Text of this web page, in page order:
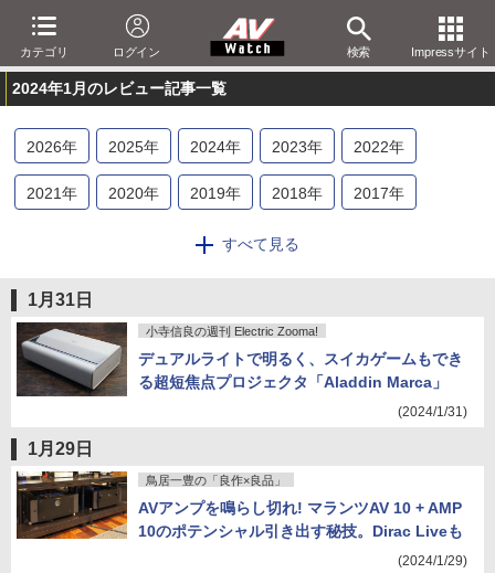
カテゴリ ログイン 検索 Impressサイト
2024年1月のレビュー記事一覧
2026年 2025年 2024年 2023年 2022年
2021年 2020年 2019年 2018年 2017年
2014年 2013
2006年 2005 年 2004年 2003年
2001年
すべて見る
1月31日
小寺信良の週刊 Electric Zooma!
デュアルライトで明るく、スイカゲームもでき
る超短焦点プロジェクタ「Aladdin Marca」
(2024/1/31)
1月29日
鳥居一豊の「良作×良品」
AVアンプを鳴らし切れ! マランツAV 10 + AMP
10のポテンシャル引き出す秘技。Dirac Liveも
(2024/1/29)